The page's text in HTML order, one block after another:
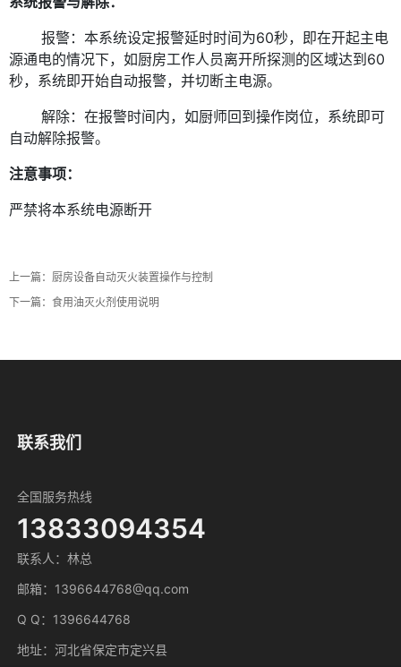
报警：本系统设定报警延时时间为60秒，即在开起主电
源通电的情况下，如厨房工作人员离开所探测的区域达到60
秒，系统即开始自动报警，并切断主电源。
解除：在报警时间内，如厨师回到操作岗位，系统即可
自动解除报警。
注意事项：
严禁将本系统电源断开
上一篇： 厨房设备自动灭火装置操作与控制
下一篇： 食用油灭火剂使用说明
点击复制微信号
联系我们
全国服务热线
13833094354
联系人：林总
邮箱：1396644768@qq.com
Q Q：1396644768
地址：河北省保定市定兴县